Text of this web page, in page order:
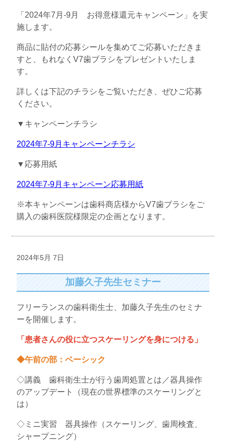
「2024年7月‐9月 お得意様還元キャンペーン」を実
施します。
商品に貼付の応募シールを集めてご応募いただきま
すと、もれなくV7歯ブラシをプレゼントいたしま
す。
詳しくは下記のチラシをご覧いただき、ぜひご応募
ください。
▼キャンペーンチラシ
2024年7-9月キャンペーンチラシ
▼応募用紙
2024年7-9月キャンペーン応募用紙
※本キャンペーンは歯科商店様からV7歯ブラシをご
購入の歯科医院様限定の企画となります。
2024年5月 7日
加藤久子先生セミナー
フリーランスの歯科衛生士、加藤久子先生のセミナ
ーを開催します。
「患者さんの役に立つスケーリングを身につける」
◆午前の部：ベーシック
◇講義 歯科衛生士が行う歯周処置とは／器具操作
のアップデート（現在の世界標準のスケーリングと
は）
◇ミニ実習 器具操作（スケーリング、歯周検査、
シャープニング）